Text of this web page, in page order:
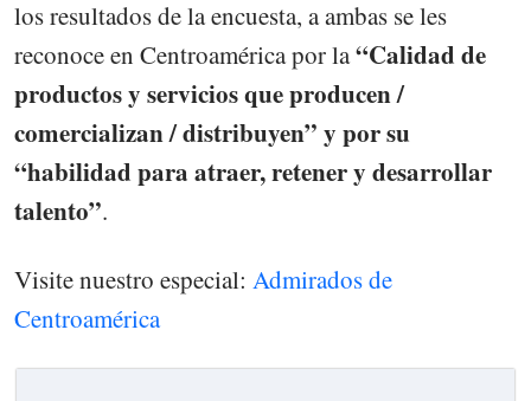
los resultados de la encuesta, a ambas se les
reconoce en Centroamérica por la“Calidad de
productos y servicios que producen /
comercializan / distribuyen” y por su
“habilidad para atraer, retener y desarrollar
talento”.
Visite nuestro especial: Admirados de
Centroamérica